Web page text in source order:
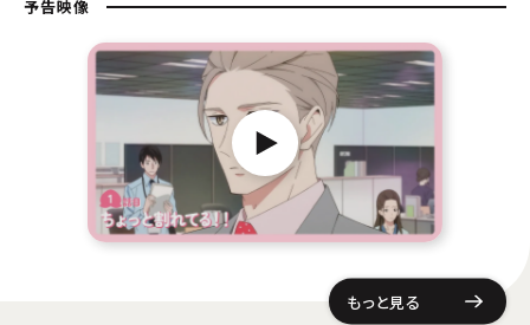
予告映像
もっと見る